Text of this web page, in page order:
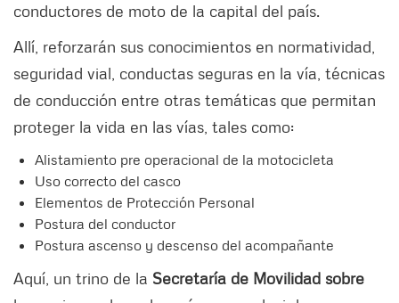
conductores de moto de la capital del país.
Allí, reforzarán sus conocimientos en normatividad,
seguridad vial, conductas seguras en la vía, técnicas
de conducción entre otras temáticas que permitan
proteger la vida en las vías, tales como:
Alistamiento pre operacional de la motocicleta
Uso correcto del casco
Elementos de Protección Personal
Postura del conductor
Postura ascenso y descenso del acompañante
Aquí, un trino de la Secretaría de Movilidad sobre